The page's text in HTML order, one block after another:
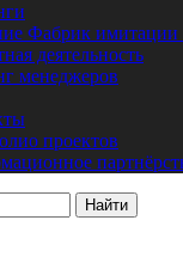
Фабрик имитации
деятельность
менеджеров
проектов